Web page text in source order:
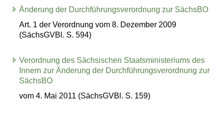
Änderung der Durchführungsverordnung zur SächsBO
Art. 1 der Verordnung vom 8. Dezember 2009
(SächsGVBl. S. 594)
Verordnung des Sächsischen Staatsministeriums des
Innern zur Änderung der Durchführungsverordnung zur
SächsBO
vom 4. Mai 2011 (SächsGVBl. S. 159)